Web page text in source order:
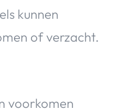
kunnen
of verzacht.
voorkomen